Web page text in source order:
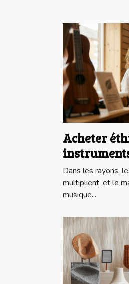
Acheter
mythe ou
Dans les rayons,
multiplient, et le
musique...